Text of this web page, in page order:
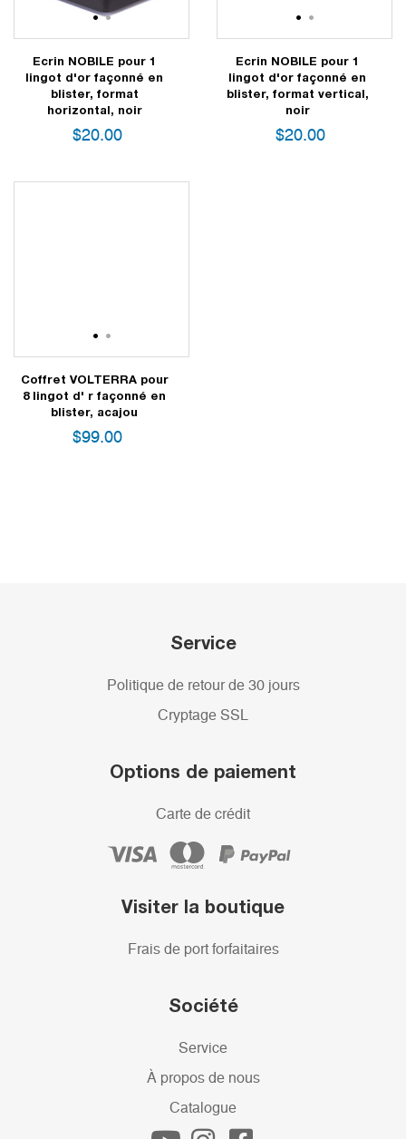
12
Ecrin NOBILE pour 1
lingot d'or façonné en
blister, format
horizontal, noir
$20.00
1 2
Ecrin NOBILE pour 1
lingot d'or façonné en
blister, format vertical,
noir
$20.00
1 2
Coffret VOLTERRA pour
8 lingot d' r façonné en
blister, acajou
$99.00
Service
Politique de retour de 30 jours
Cryptage SSL
Options de paiement
Carte de crédit
Visiter la boutique
Frais de port forfaitaires
Société
Service
À propos de nous
Catalogue